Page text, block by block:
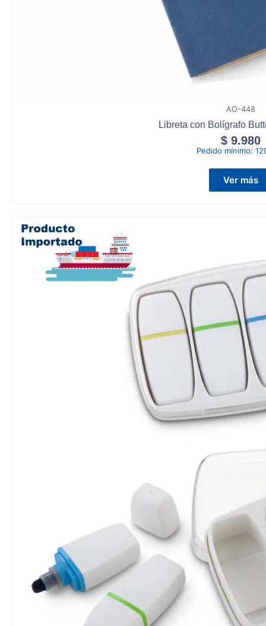
AO-448
Libreta con Bolígrafo
$ 9.980
Pedido mínimo:
Ver más